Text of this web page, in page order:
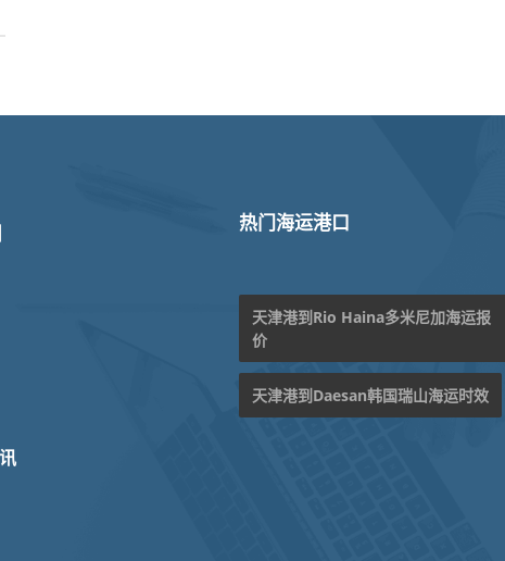
热门海运港口
天津港到Rio Haina多米尼加海运报
价
天津港到Daesan韩国瑞山海运时效